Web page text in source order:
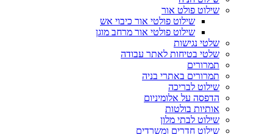
שילוט פולט אור
שילוט פולטי אור כיבוי אש
שילוט פולטי אור מרחב מוגן
שלטי נגישות
שלטי בטיחות לאתר עבודה
תמרורים
תמרורים באתרי בניה
שילוט לבריכה
הדפסה על אלומיניום
אותיות בולטות
שילוט לבתי מלון
שילוט חדרים ומשרדים